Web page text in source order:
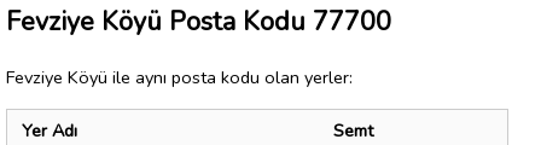
Fevziye Köyü Posta Kodu 77700
Fevziye Köyü ile aynı posta kodu olan yerler:
Yer Adı
Semt